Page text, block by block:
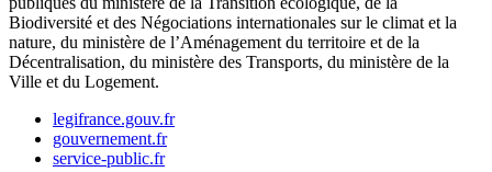
Biodiversité et des Négociations internationales sur le climat et la
nature, du ministère de l’Aménagement du territoire et de la
Décentralisation, du ministère des Transports, du ministère de la
Ville et du Logement.
legifrance.gouv.fr
gouvernement.fr
service-public.fr